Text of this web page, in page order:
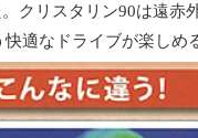
クリスタリン90は遠赤
適なドライブが楽しめ